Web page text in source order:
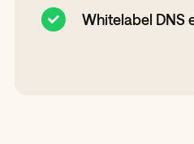
Whitelabel DNS